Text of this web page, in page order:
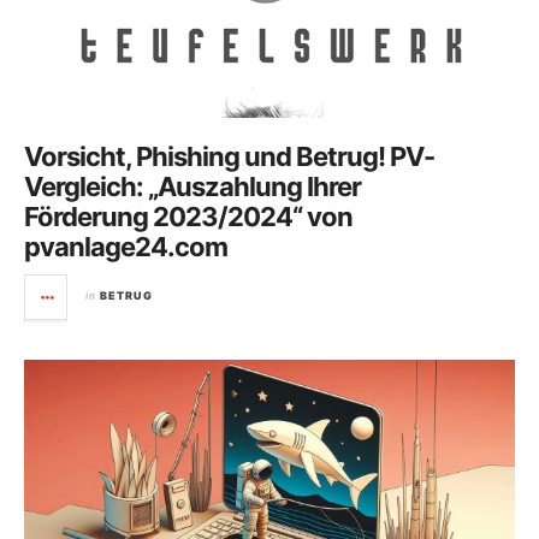
Vorsicht, Phishing und Betrug! PV-
Vergleich: „Auszahlung Ihrer
Förderung 2023/2024“ von
pvanlage24.com
in BETRUG